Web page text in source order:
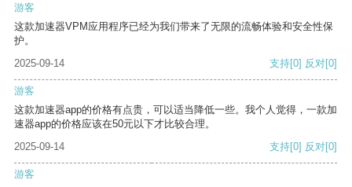
游客
这款加速器VPM应用程序已经为我们带来了无限的流畅体验和安全性保
护。
2025-09-14
支持[0] 反对[0]
游客
这款加速器app的价格有点贵，可以适当降低一些。我个人觉得，一款加
速器app的价格应该在50元以下才比较合理。
2025-09-14
支持[0] 反对[0]
游客